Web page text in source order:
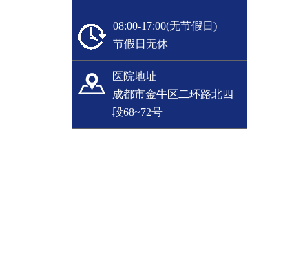
08:00-17:00(无节假日)
节假日无休
医院地址
成都市金牛区二环路北四
段68~72号